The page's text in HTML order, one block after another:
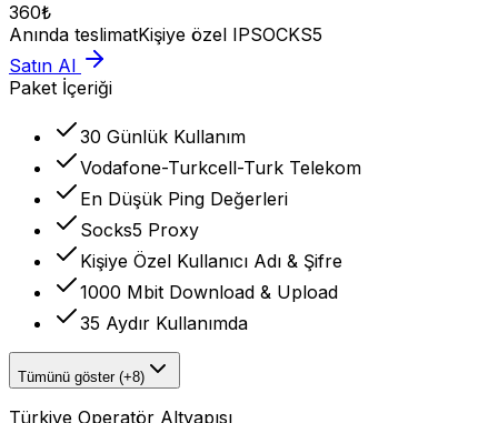
360₺
Anında teslimatKişiye özel IPSOCKS5
Satın Al
Paket İçeriği
30 Günlük Kullanım
Vodafone-Turkcell-Turk Telekom
En Düşük Ping Değerleri
Socks5 Proxy
Kişiye Özel Kullanıcı Adı & Şifre
1000 Mbit Download & Upload
35 Aydır Kullanımda
Tümünü göster (+8)
Türkiye Operatör Altyapısı